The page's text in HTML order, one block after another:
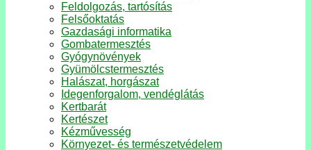
Feldolgozás, tartósítás
Felsőoktatás
Gazdasági informatika
Gombatermesztés
Gyógynövények
Gyümölcstermesztés
Halászat, horgászat
Idegenforgalom, vendéglátás
Kertbarát
Kertészet
Kézművesség
Környezet- és természetvédelem